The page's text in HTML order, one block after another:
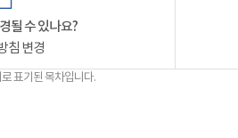
될 수 있나요?
침 변경
표기된 목차입니다.